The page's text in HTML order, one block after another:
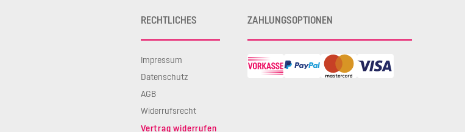
RECHTLICHES
Impressum
Datenschutz
AGB
Widerrufsrecht
Vertrag widerrufen
ZAHLUNGSOPTIONEN